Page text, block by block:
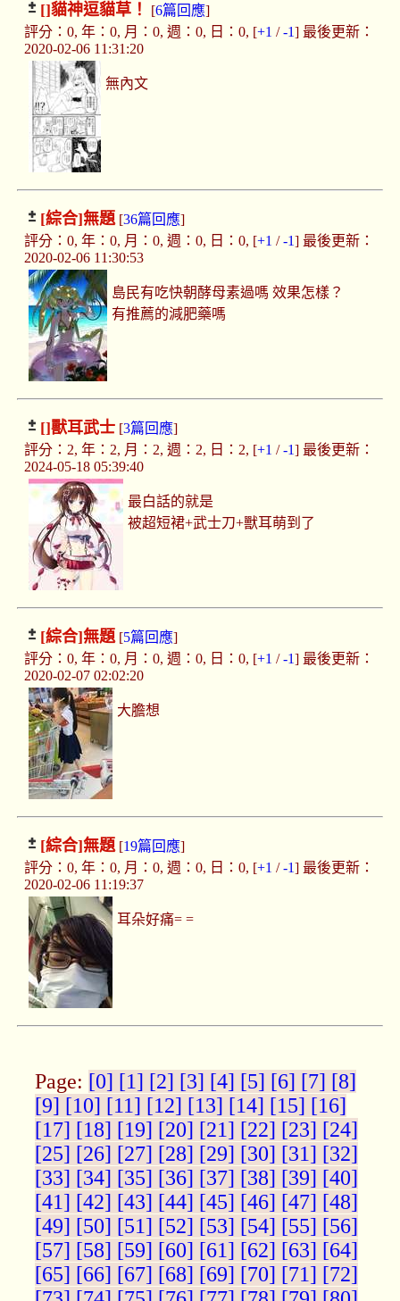
[]貓神逗貓草！ [6篇回應]
評分：0, 年：0, 月：0, 週：0, 日：0, [+1 /-1] 最後更新：
2020-02-06 11:31:20
無內文
[綜合]無題[36篇回應]
評分：0, 年：0, 月：0, 週：0, 日：0, [+1 /-1] 最後更新：
2020-02-06 11:30:53
島民有吃快朝酵母素過嗎 效果怎樣？
有推薦的減肥藥嗎
[]獸耳武士[3篇回應]
評分：2, 年：2, 月：2, 週：2, 日：2, [+1 /-1] 最後更新：
2024-05-18 05:39:40
最白話的就是
被超短裙+武士刀+獸耳萌到了
[綜合]無題[5篇回應]
評分：0, 年：0, 月：0, 週：0, 日：0, [+1 /-1] 最後更新：
2020-02-07 02:02:20
大膽想
[綜合]無題[19篇回應]
評分：0, 年：0, 月：0, 週：0, 日：0, [+1 /-1] 最後更新：
2020-02-06 11:19:37
耳朵好痛= =
Page: [0] [1] [2] [3] [4] [5] [6] [7] [8]
[9] [10] [11] [12] [13] [14] [15] [16]
[17] [18] [19] [20] [21] [22] [23] [24]
[25] [26] [27] [28] [29] [30] [31] [32]
[33] [34] [35] [36] [37] [38] [39] [40]
[41] [42] [43] [44] [45] [46] [47] [48]
[49] [50] [51] [52] [53] [54] [55] [56]
[57] [58] [59] [60] [61] [62] [63] [64]
[65] [66] [67] [68] [69] [70] [71] [72]